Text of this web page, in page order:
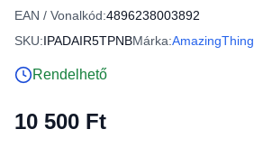
EAN / Vonalkód:4896238003892
SKU:IPADAIR5TPNBMárka:AmazingThing
Rendelhető
10 500 Ft